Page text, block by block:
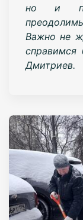
но и
Важно не
справимся
Дмитриев.